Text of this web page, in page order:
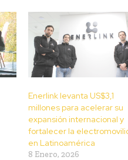
Enerlink levanta US$3,1
millones para acelerar su
expansión internacional y
fortalecer la
en Latinoamérica
8 Enero, 2026